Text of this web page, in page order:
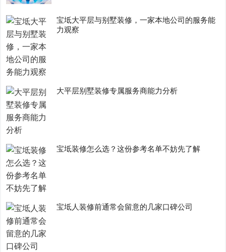
宝坻大平层与别墅装修，一家本地公司的服务能
力观察
大平层别墅装修专属服务商能力分析
宝坻装修怎么选？这份参考名单不妨先了解
宝坻人装修前通常会留意的几家口碑公司